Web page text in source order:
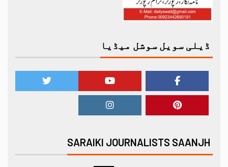
ڈیلی سویل سوشل میڈیا
SARAIKI JOURNALISTS SAANJH